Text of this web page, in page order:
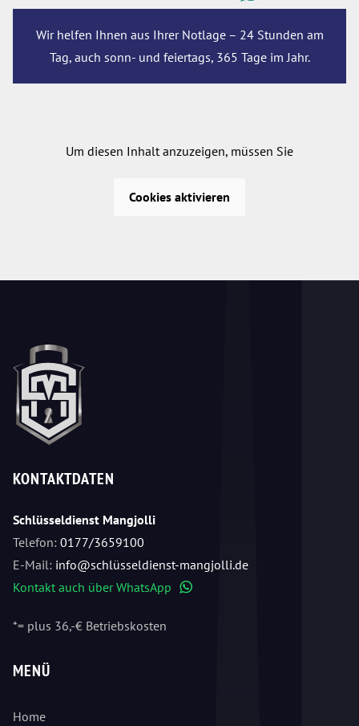
Wir helfen Ihnen aus Ihrer Notlage – 24 Stunden am
Tag, auch sonn- und feiertags, 365 Tage im Jahr.
Um diesen Inhalt anzuzeigen, müssen Sie
Cookies aktivieren
KONTAKTDATEN
Schlüsseldienst Mangjolli
Telefon: 0177/3659100
E-Mail: info@schlüsseldienst-mangjolli.de
Kontakt auch über WhatsApp
*= plus 36,-€ Betriebskosten
MENÜ
Home